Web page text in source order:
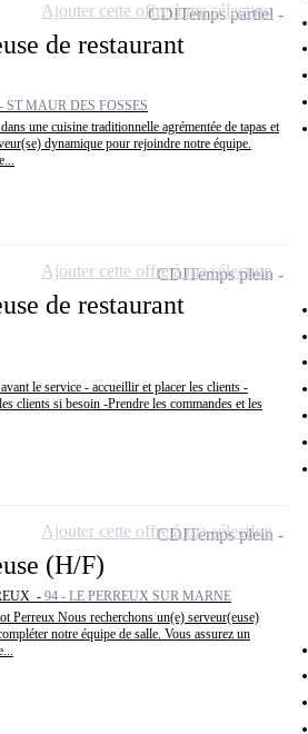
de restaurant
ST MAUR DES FOSSES
une cuisine traditionnelle agrémentée de tapas et
dynamique pour rejoindre notre équipe.
CDITemps partiel
Ajouter cette offre à ma sélection
de restaurant
le service - accueillir et placer les clients -
clients si besoin -Prendre les commandes et les
CDITemps plein
Ajouter cette offre à ma sélection
(H/F)
- 94 - LE PERREUX SUR MARNE
Perreux Nous recherchons un(e) serveur(euse)
notre équipe de salle. Vous assurez un
CDITemps plein
Ajouter cette offre à ma sélection